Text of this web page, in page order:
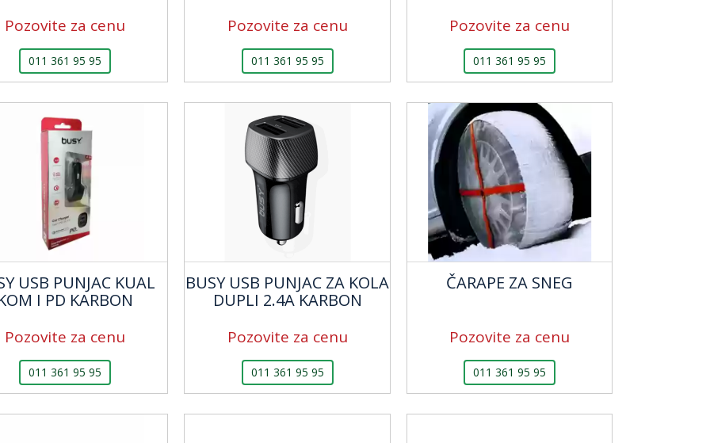
Pozovite za cenu
011 361 95 95
Pozovite za cenu
011 361 95 95
Pozovite za cenu
011 361 95 95
USB PUNJAC KUAL
I PD KARBON
Pozovite za cenu
011 361 95 95
BUSY USB PUNJAC ZA KOLA
DUPLI 2.4A KARBON
Pozovite za cenu
011 361 95 95
ČARAPE ZA SNEG
Pozovite za cenu
011 361 95 95